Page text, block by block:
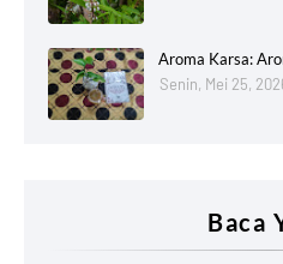
Aroma Karsa:
Senin, Mei 25,
Baca